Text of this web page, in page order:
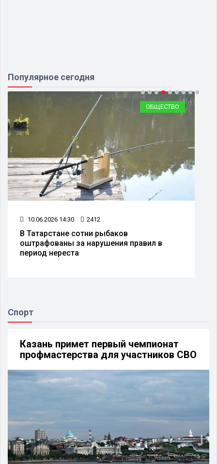
Популярное сегодня
ОБЩЕСТВО
10.06.2026 14:30 2412
В Татарстане сотни рыбаков
оштрафованы за нарушения правил в
период нереста
Спорт
Казань примет первый чемпионат
профмастерства для участников СВО